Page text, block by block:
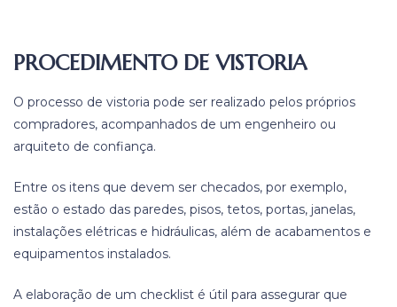
PROCEDIMENTO DE VISTORIA
O processo de vistoria pode ser realizado pelos próprios
compradores, acompanhados de um engenheiro ou
arquiteto de confiança.
Entre os itens que devem ser checados, por exemplo,
estão o estado das paredes, pisos, tetos, portas, janelas,
instalações elétricas e hidráulicas, além de acabamentos e
equipamentos instalados.
A elaboração de um checklist é útil para assegurar que